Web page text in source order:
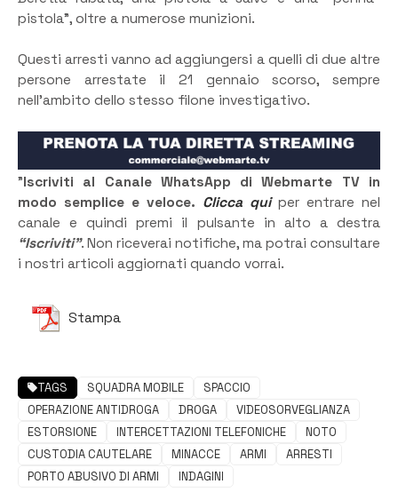
pistola”, oltre a numerose munizioni.
Questi arresti vanno ad aggiungersi a quelli di due altre
persone arrestate il 21 gennaio scorso, sempre
nell’ambito dello stesso filone investigativo.
”Iscriviti al Canale WhatsApp di Webmarte TV in
modo semplice e veloce. Clicca quiper entrare nel
canale e quindi premi il pulsante in alto a destra
“Iscriviti”. Non riceverai notifiche, ma potrai consultare
i nostri articoli aggiornati quando vorrai.
Stampa
TAGS SQUADRA MOBILE
SPACCIO
OPERAZIONE ANTIDROGA
DROGA
VIDEOSORVEGLIANZA
ESTORSIONE
INTERCETTAZIONI TELEFONICHE
NOTO
CUSTODIA CAUTELARE
MINACCE ARMI
ARRESTI
PORTO ABUSIVO DI ARMI
INDAGINI